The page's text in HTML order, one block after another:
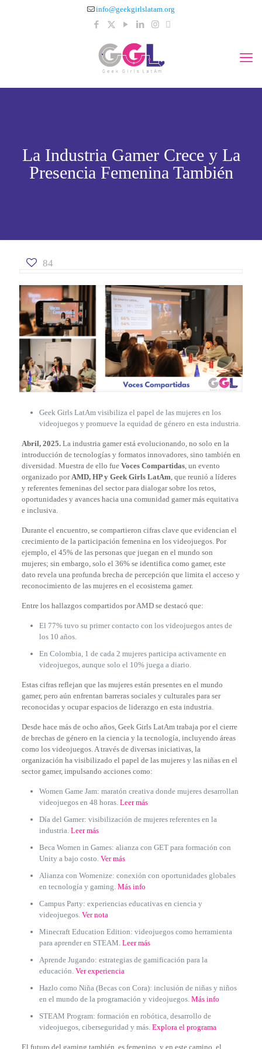
info@geekgirlslatam.org
La Industria Gamer Crece y La
Presencia Femenina También
84
Geek Girls LatAm visibiliza el papel de las mujeres en los
videojuegos y promueve la equidad de género en esta industria.
Abril, 2025.La industria gamer está evolucionando, no solo en la
introducción de tecnologías y formatos innovadores, sino también en
diversidad. Muestra de ello fue Voces Compartidas, un evento
organizado porAMD, HP y Geek Girls LatAm, que reunió a líderes
y referentes femeninas del sector para dialogar sobre los retos,
oportunidades y avances hacia una comunidad gamer más equitativa
e inclusiva.
Durante el encuentro, se compartieron cifras clave que evidencian el
crecimiento de la participación femenina en los videojuegos. Por
ejemplo, el 45% de las personas que juegan en el mundo son
mujeres; sin embargo, solo el 36% se identifica como gamer, este
dato revela una profunda brecha de percepción que limita el acceso y
reconocimiento de las mujeres en el ecosistema gamer.
Entre los hallazgos compartidos por AMD se destacó que:
El 77% tuvo su primer contacto con los videojuegos antes de
los 10 años.
En Colombia, 1 de cada 2 mujeres participa activamente en
videojuegos, aunque solo el 10% juega a diario.
Estas cifras reflejan que las mujeres están presentes en el mundo
gamer, pero aún enfrentan barreras sociales y culturales para ser
reconocidas y ocupar espacios de liderazgo en esta industria.
Desde hace más de ocho años, Geek Girls LatAm trabaja por el cierre
de brechas de género en la ciencia y la tecnología, incluyendo áreas
como los videojuegos. A través de diversas iniciativas, la
organización ha visibilizado el papel de las mujeres y las niñas en el
sector gamer, impulsando acciones como:
Women Game Jam: maratón creativa donde mujeres desarrollan
videojuegos en 48 horas. Leer más
Día del Gamer: visibilización de mujeres referentes en la
industria. Leer más
Beca Women in Games: alianza con GET para formación con
Unity a bajo costo. Ver más
Alianza con Womenize: conexión con oportunidades globales
en tecnología y gaming. Más info
Campus Party: experiencias educativas en ciencia y
videojuegos. Ver nota
Minecraft Education Edition: videojuegos como herramienta
para aprender en STEAM. Leer más
Aprende Jugando: estrategias de gamificación para la
educación. Ver experiencia
Hazlo como Niña (Becas con Cora): inclusión de niñas y niños
en el mundo de la programación y videojuegos. Más info
STEAM Program: formación en robótica, desarrollo de
videojuegos, ciberseguridad y más. Explora el programa
El futuro del gaming también es femenino, y en este camino, el